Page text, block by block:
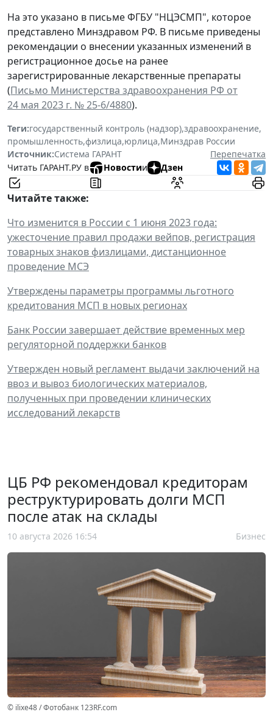
На это указано в письме ФГБУ "НЦЭСМП", которое
представлено Минздравом РФ. В письме приведены
рекомендации о внесении указанных изменений в
регистрационное досье на ранее
зарегистрированные лекарственные препараты
(Письмо Министерства здравоохранения РФ от
24 мая 2023 г. № 25-6/4880).
Теги:государственный контроль (надзор),здравоохранение,
промышленность,физлица,юрлица,Минздрав России
Источник:Система ГАРАНТ
Перепечатка
Читать ГАРАНТ.РУ в
Новостии Дзен
Читайте также:
Что изменится в России с 1 июня 2023 года:
ужесточение правил продажи вейпов, регистрация
товарных знаков физлицами, дистанционное
проведение МСЭ
Утверждены параметры программы льготного
кредитования МСП в новых регионах
Банк России завершает действие временных мер
регуляторной поддержки банков
Утвержден новый регламент выдачи заключений на
ввоз и вывоз биологических материалов,
полученных при проведении клинических
исследований лекарств
ЦБ РФ рекомендовал кредиторам
реструктурировать долги МСП
после атак на склады
10 августа 2026 16:54 Бизнес
© ilixe48 / Фотобанк 123RF.com